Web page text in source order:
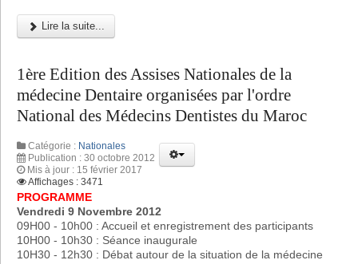
Lire la suite...
1ère Edition des Assises Nationales de la
médecine Dentaire organisées par l'ordre
National des Médecins Dentistes du Maroc
Catégorie : Nationales
Publication : 30 octobre 2012
Mis à jour : 15 février 2017
Affichages : 3471
PROGRAMME
Vendredi 9 Novembre 2012
09H00 - 10h00 : Accueil et enregistrement des participants
10H00 - 10h30 : Séance inaugurale
10H30 - 12h30 : Débat autour de la situation de la médecine